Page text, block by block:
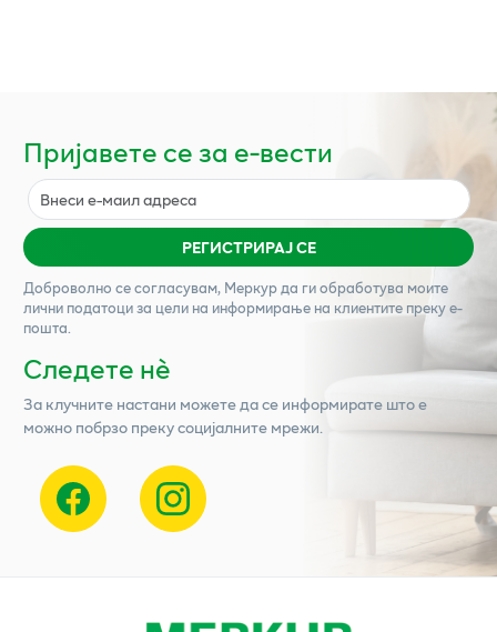
Пријавете се за е-вести
РЕГИСТРИРАЈ СЕ
Доброволно се согласувам, Меркурда ги обработува моите
лични податоци за цели на информирање на клиентите преку е-
пошта.
Следете нѐ
За клучните настани можете да се информирате што е
можно побрзо преку социјалните мрежи.